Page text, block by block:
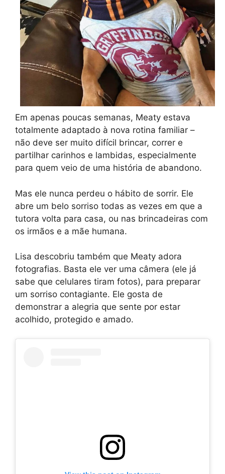
Em apenas poucas semanas, Meaty estava
totalmente adaptado à nova rotina familiar –
não deve ser muito difícil brincar, correr e
partilhar carinhos e lambidas, especialmente
para quem veio de uma história de abandono.
Mas ele nunca perdeu o hábito de sorrir. Ele
abre um belo sorriso todas as vezes em que a
tutora volta para casa, ou nas brincadeiras com
os irmãos e a mãe humana.
Lisa descobriu também que Meaty adora
fotografias. Basta ele ver uma câmera (ele já
sabe que celulares tiram fotos), para preparar
um sorriso contagiante. Ele gosta de
demonstrar a alegria que sente por estar
acolhido, protegido e amado.